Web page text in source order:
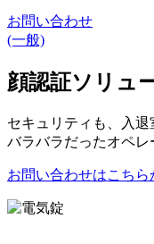
お問い合わせ
(一般)
顔認証ソリュ
セキュリティも、入退
バラバラだったオペレ
お問い合わせはこちら